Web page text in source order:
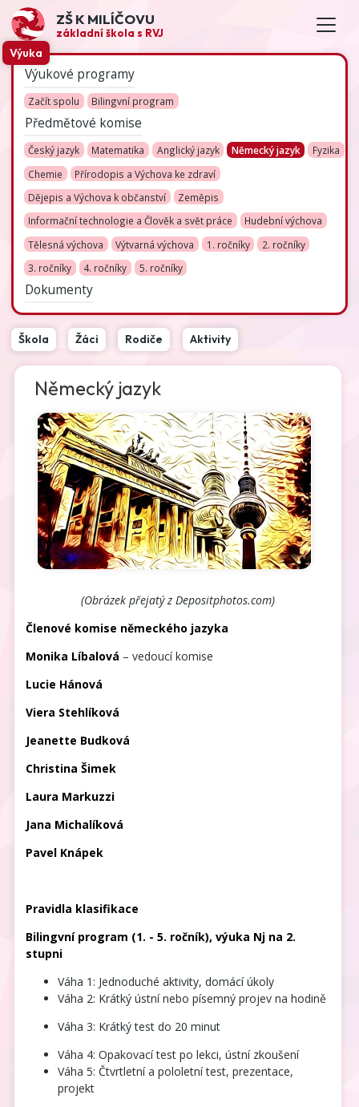
ZŠ K MILÍČOVU
základní škola s RVJ
Výuka
Výukové programy
Začít spolu Bilingvní program
Předmětové komise
Český jazyk Matematika Anglický jazyk Německý jazyk
Fyzika
Chemie
Přírodopis a Výchova ke zdraví
Dějepis a Výchova k občanství
Zeměpis
Informační technologie a Člověk a svět práce
Hudební výchova
Tělesná výchova
Výtvarná výchova 1. ročníky
2. ročníky
3. ročníky
4. ročníky 5. ročníky
Dokumenty
Škola Žáci Rodiče Aktivity
Německý jazyk
(Obrázek přejatý z Depositphotos.com)
Členové komise německého jazyka
Monika Líbalová – vedoucí komise
Lucie Hánová
Viera Stehlíková
Jeanette Budková
Christina Šimek
Laura Markuzzi
Jana Michalíková
Pavel Knápek
Pravidla klasifikace
Bilingvní program (1. - 5. ročník), výuka Nj na 2.
stupni
Váha 1: Jednoduché aktivity, domácí úkoly
Váha 2: Krátký ústní nebo písemný projev na hodině
Váha 3: Krátký test do 20 minut
Váha 4: Opakovací test po lekci, ústní zkoušení
Váha 5: Čtvrtletní a pololetní test, prezentace,
projekt